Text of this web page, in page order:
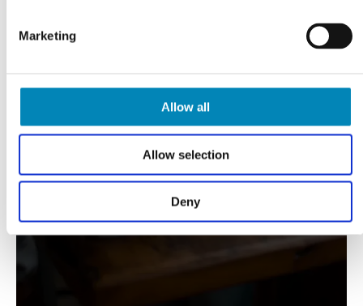
Marketing
Allow all
Allow selection
Deny
Professionel rådgivning
LÆS MERE